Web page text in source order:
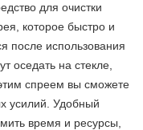
для очистки
которое быстро и
после использования
оседать на стекле,
спреем вы сможете
усилий. Удобный
время и ресурсы,